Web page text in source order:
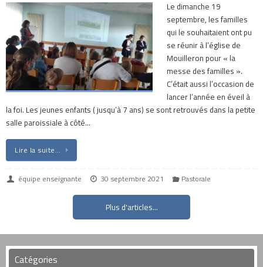
Le dimanche 19
septembre, les familles
qui le souhaitaient ont pu
se réunir à l’église de
Mouilleron pour « la
messe des familles ».
C’était aussi l’occasion de
lancer l’année en éveil à
la foi. Les jeunes enfants ( jusqu’à 7 ans) se sont retrouvés dans la petite
salle paroissiale à côté…
Lire la suite…
équipe enseignante 30 septembre 2021 Pastorale
Plus d'articles...
Catégories